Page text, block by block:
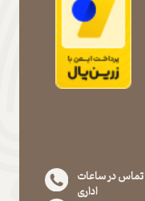
: تلفن تماس در ساعات
اداری